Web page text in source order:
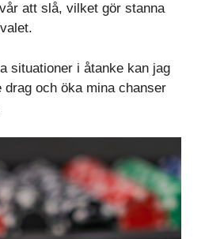
att slå, vilket gör stanna
situationer i åtanke kan jag
drag och öka mina chanser